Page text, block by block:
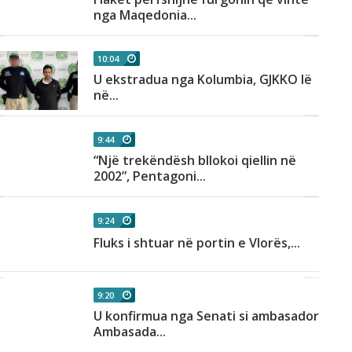
nga Maqedonia...
10:04
U ekstradua nga Kolumbia, GJKKO lë
në...
9:44
“Një trekëndësh bllokoi qiellin në
2002”, Pentagoni...
9:24
Fluks i shtuar në portin e Vlorës,...
9:20
U konfirmua nga Senati si ambasador,
Ambasada...